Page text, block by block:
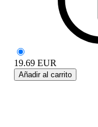
19.69 EUR
Añadir al carrito